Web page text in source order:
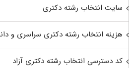
سایت انتخاب رشته دکتری
هزینه انتخاب رشته دکتری سراسری و
کد دسترسی انتخاب رشته دکتری آزاد